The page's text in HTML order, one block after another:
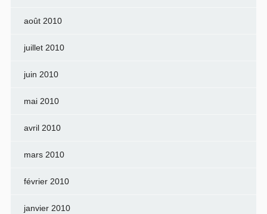
août 2010
juillet 2010
juin 2010
mai 2010
avril 2010
mars 2010
février 2010
janvier 2010